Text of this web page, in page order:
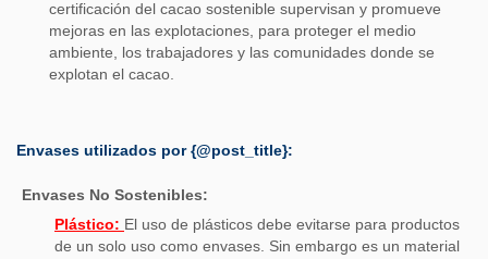
certificación del cacao sostenible supervisan y promueve
mejoras en las explotaciones, para proteger el medio
ambiente, los trabajadores y las comunidades donde se
explotan el cacao.
Envases utilizados por {@post_title}:
Envases No Sostenibles:
Plástico: El uso de plásticos debe evitarse para productos
de un solo uso como envases. Sin embargo es un material